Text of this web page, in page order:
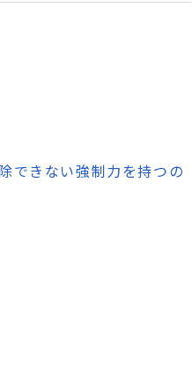
できない強制力を持つの